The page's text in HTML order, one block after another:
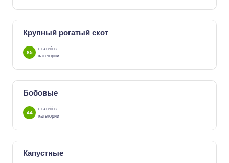
Крупный рогатый скот
85
статей в
категории
Бобовые
44
статей в
категории
Капустные